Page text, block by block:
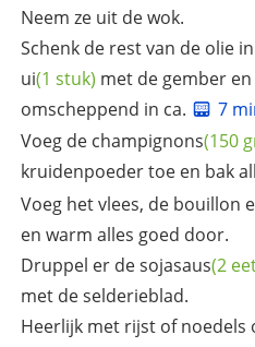
Neem ze uit de wok.
Schenk de rest van de olie
ui(1 stuk) met de gember
omscheppend in ca.
7
Voeg de champignons(150
kruidenpoeder toe en bak
Voeg het vlees, de bouillon
en warm alles goed door.
Druppel er desojasaus(2
met de selderieblad.
Heerlijk met rijst of noedels